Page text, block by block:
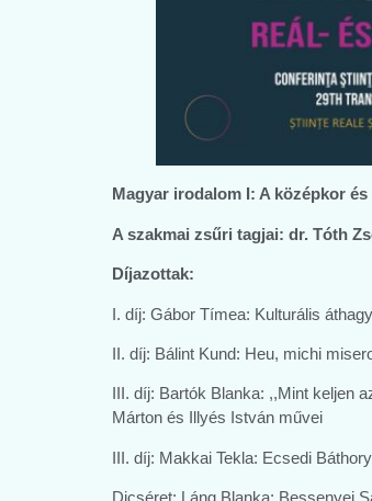
Magyar irodalom I: A középkor
A szakmai zsűri tagjai: dr. Tóth
Díjazottak:
I. díj: Gábor Tímea: Kulturális
II. díj: Bálint Kund: Heu, michi
III. díj: Bartók Blanka: ,,Mint keljen
Márton és Illyés István művei
III. díj: Makkai Tekla: Ecsedi